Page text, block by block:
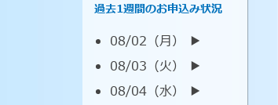
過去1週間のお申込み状況
08/02（月） ▶︎
08/03（火） ▶︎
08/04（水） ▶︎